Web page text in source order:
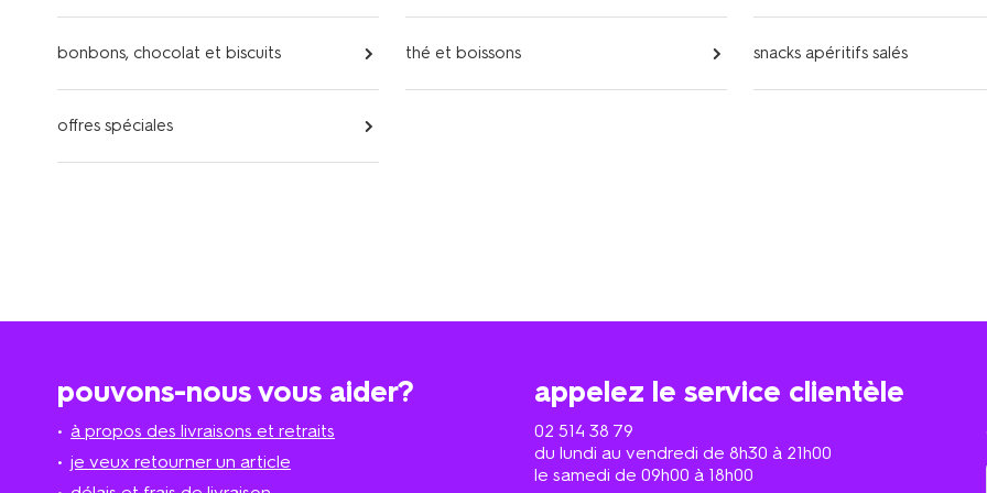
bonbons, chocolat et biscuits thé et boissons snacks apéritifs salés
offres spéciales
pouvons-nous vous aider?
à propos des livraisons et retraits
je veux retourner un article
appelez le service clientèle
02 514 38 79
du lundi au vendredi de 8h30 à 21h00
le samedi de 09h00 à 18h00